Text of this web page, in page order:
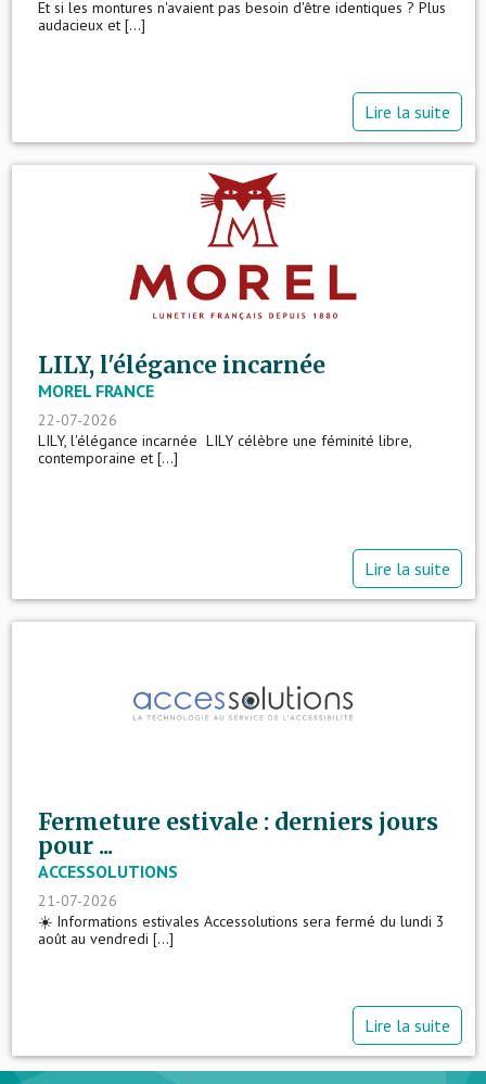
Et si les montures n'avaient pas besoin d'être identiques ? Plus
audacieux et [...]
Lire la suite
LILY, l'élégance incarnée
MOREL FRANCE
22-07-2026
LILY, l'élégance incarnée LILY célèbre une féminité libre,
contemporaine et [...]
Lire la suite
Fermeture estivale : derniers jours
pour ...
ACCESSOLUTIONS
21-07-2026
☀️ Informations estivales Accessolutions sera fermé du lundi 3
août au vendredi [...]
Lire la suite